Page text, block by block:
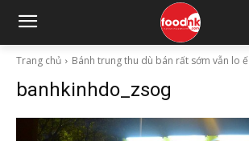
Trang chủ Bánh trung thu dù bán rất sớm vẫn lo ế
banhkinhdo_zsog